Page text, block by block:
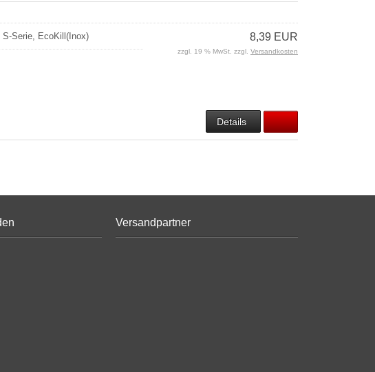
Serie, EcoKill(Inox) 8,39 EUR
zzgl. 19 % MwSt. zzgl. Versandkosten
Details
Versandpartner